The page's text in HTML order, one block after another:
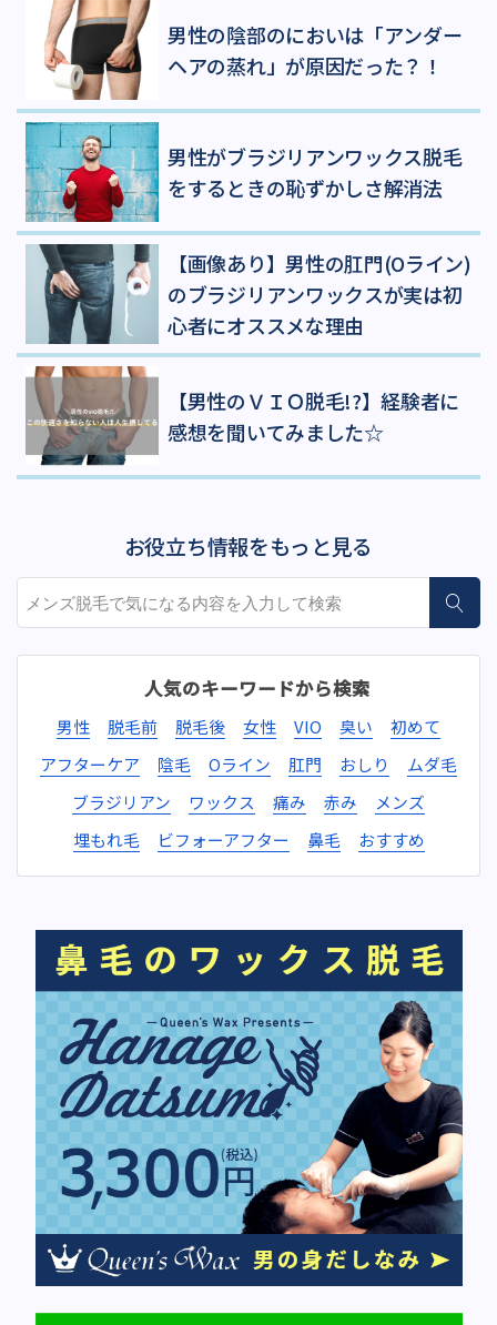
男性の陰部のにおいは「アンダー
ヘアの蒸れ」が原因だった？！
男性がブラジリアンワックス脱毛
をするときの恥ずかしさ解消法
【画像あり】男性の肛門(Oライン)
のブラジリアンワックスが実は初
心者にオススメな理由
【男性のＶＩＯ脱毛!?】経験者に
感想を聞いてみました☆
お役立ち情報をもっと見る
サイト内検索
人気のキーワードから検索
男性 脱毛前 脱毛後 女性 VIO 臭い
初めて
アフターケア
陰毛 Oライン 肛門 おしり
ムダ毛
ブラジリアン
ワックス 痛み 赤み
メンズ
埋もれ毛
ビフォーアフター 鼻毛 おすすめ